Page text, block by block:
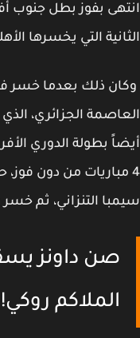
التي يخسرها
ذلك بعدما خسر في
الجزائري، الذي
بطولة الدوري
مباريات من دون فوز،
التنزاني، ثم خسر
صن داونز
الملاكم روكي!